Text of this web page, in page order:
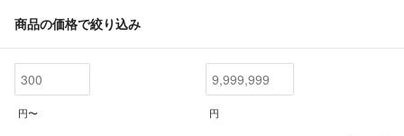
商品の価格で絞り込み
円〜 円